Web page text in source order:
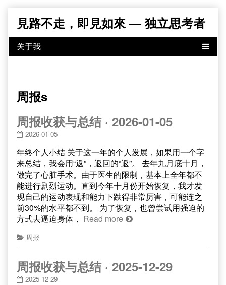
content
見路不走，即見如來 — 独立思考者
周报s
周报收获与总结 · 2026-01-05
2026-01-05
年终个人小结 关于这一年的个人发展，如果用一个字
来总结，我会用“返”，返回的“返”。 去年九月底十月，
做完了心脏手术。由于医生的限制，基本上全年都不
能进行剧烈运动。直到今年十月份开始恢复，我才发
现自己的运动表现和能力下跌得非常厉害，可能连之
前30%的水平都不到。 为了恢复，也曾尝试用强迫的
方式去逼迫身体， Read more
周报
周报收获与总结 · 2025-12-29
2025-12-29